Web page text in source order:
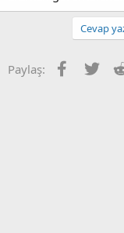
t
i
Cevap
Paylaş: Facebook